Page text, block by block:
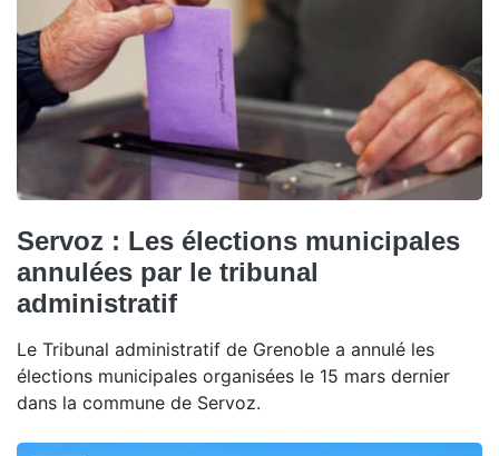
Servoz : Les élections municipales
annulées par le tribunal
administratif
Le Tribunal administratif de Grenoble a annulé les
élections municipales organisées le 15 mars dernier
dans la commune de Servoz.